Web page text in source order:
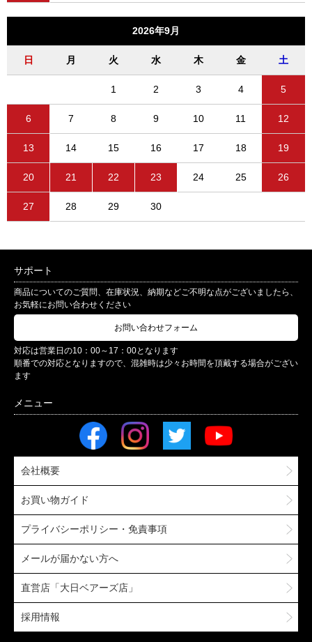
2026年9月
日 月 火 水 木 金 土
1 2 3 4 5
6 7 8 9 10 11 12
13 14 15 16 17 18 19
20 21 22 23 24 25 26
27 28 29 30
サポート
商品についてのご質問、在庫状況、納期などご不明な点がございましたら、
お気軽にお問い合わせください
お問い合わせフォーム
対応は営業日の10：00～17：00となります
順番での対応となりますので、混雑時は少々お時間を頂戴する場合がござい
ます
会社概要
お買い物ガイド
プライバシーポリシー・免責事項
メールが届かない方へ
直営店「大日ベアーズ店」
採用情報